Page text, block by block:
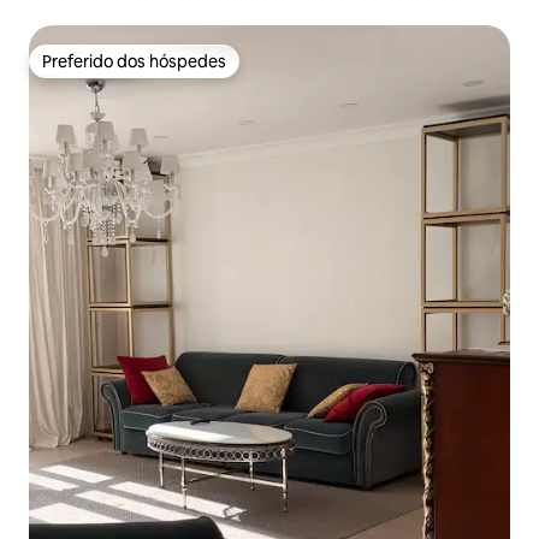
Preferido dos hóspedes
Preferido dos hóspedes